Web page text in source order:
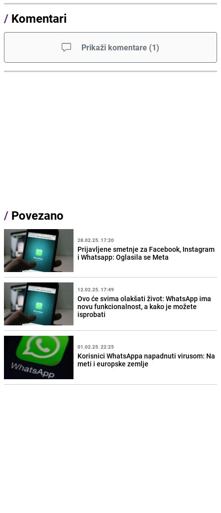
/ Komentari
Prikaži komentare (1)
/ Povezano
28.02.25. 17:20
Prijavljene smetnje za Facebook, Instagram
i Whatsapp: Oglasila se Meta
12.02.25. 17:49
Ovo će svima olakšati život: WhatsApp ima
novu funkcionalnost, a kako je možete
isprobati
01.02.25. 22:25
Korisnici WhatsAppa napadnuti virusom: Na
meti i europske zemlje